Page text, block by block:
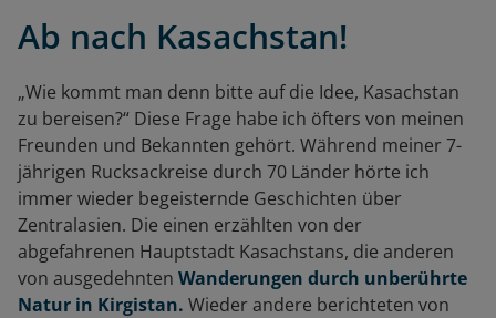
Ab nach Kasachstan!
„Wie kommt man denn bitte auf die Idee, Kasachstan
zu bereisen?“ Diese Frage habe ich öfters von meinen
Freunden und Bekannten gehört. Während meiner 7-
jährigen Rucksackreise durch 70 Länder hörte ich
immer wieder begeisternde Geschichten über
Zentralasien. Die einen erzählten von der
abgefahrenen Hauptstadt Kasachstans, die anderen
von ausgedehnten Wanderungen durch unberührte
Natur in Kirgistan. Wieder andere berichteten von